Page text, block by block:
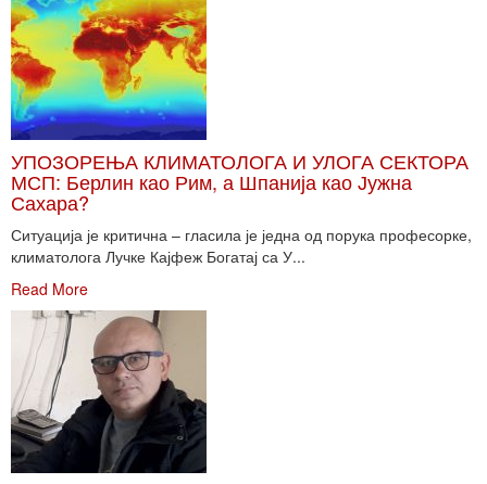
УПОЗОРЕЊА КЛИМАТОЛОГА И УЛОГА СЕКТОРА
МСП: Берлин као Рим, а Шпанија као Јужна
Сахара?
Ситуација је критична – гласила је једна од порука професорке,
климатолога Лучке Кајфеж Богатај са У...
Read More